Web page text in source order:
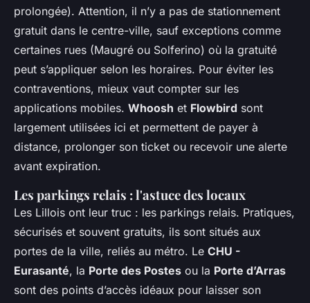
prolongée). Attention, il n’y a pas de stationnement
gratuit dans le centre-ville, sauf exceptions comme
certaines rues (Maugré ou Solferino) où la gratuité
peut s’appliquer selon les horaires. Pour éviter les
contraventions, mieux vaut compter sur les
applications mobiles. Whoosh et Flowbird sont
largement utilisées ici et permettent de payer à
distance, prolonger son ticket ou recevoir une alerte
avant expiration.
Les parkings relais : l'astuce des locaux
Les Lillois ont leur truc : les parkings relais. Pratiques,
sécurisés et souvent gratuits, ils sont situés aux
portes de la ville, reliés au métro. Le CHU -
Eurasanté, la Porte des Postes ou la Porte d’Arras
sont des points d’accès idéaux pour laisser son